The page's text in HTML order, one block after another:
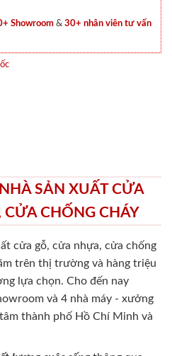
Showroom & 30+ nhân viên tư vấn
SẢN XUẤT CỬA
CHỐNG CHÁY
cửa gỗ, cửa nhựa, cửa chống
trên thị trường và hàng triệu
lựa chọn. Cho đến nay
và 4 nhà máy - xưởng
thành phố Hồ Chí Minh và